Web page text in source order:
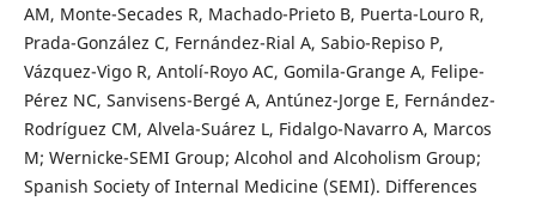
AM, Monte-Secades R, Machado-Prieto B, Puerta-Louro R,
Prada-González C, Fernández-Rial A, Sabio-Repiso P,
Vázquez-Vigo R, Antolí-Royo AC, Gomila-Grange A, Felipe-
Pérez NC, Sanvisens-Bergé A, Antúnez-Jorge E, Fernández-
Rodríguez CM, Alvela-Suárez L, Fidalgo-Navarro A, Marcos
M; Wernicke-SEMI Group; Alcohol and Alcoholism Group;
Spanish Society of Internal Medicine (SEMI). Differences